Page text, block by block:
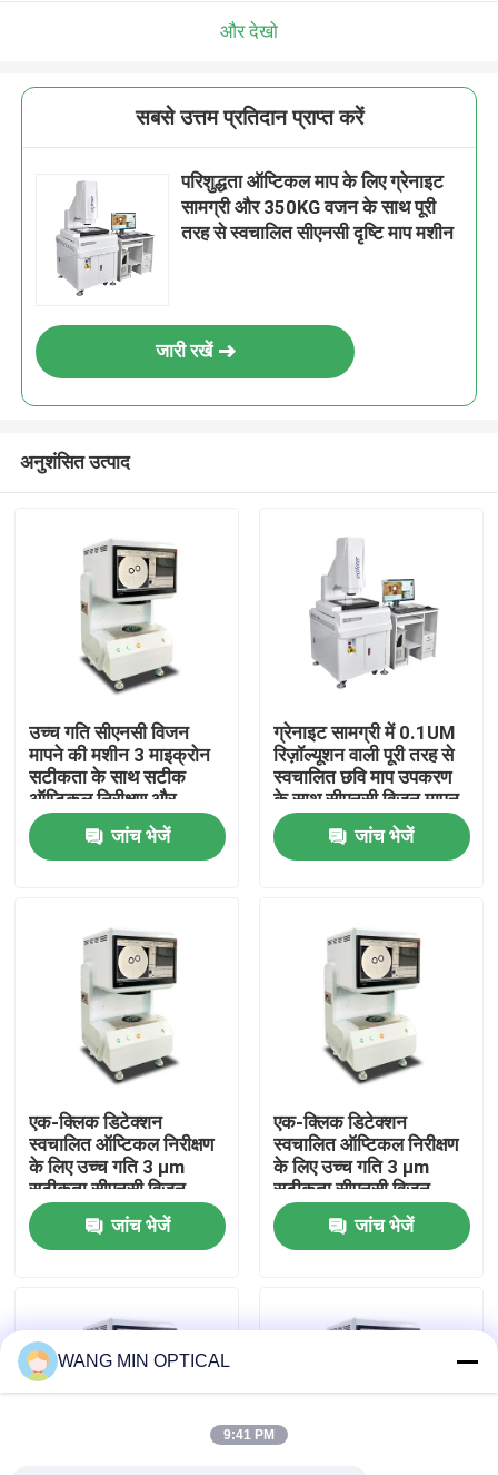
वीडियो
हमारे बारे में
कारखाना भ्रमण
गुणवत्ता नियंत्रण
हमसे संपर्क करें
समाचार
मामलों
और देखो
सबसे उत्तम प्रतिदान प्राप्त करें
परिशुद्धता ऑप्टिकल माप के लिए ग्रेनाइट
सामग्री और 350KG वजन के साथ पूरी
तरह से स्वचालित सीएनसी दृष्टि माप मशीन
जारी रखें
अनुशंसित उत्पाद
उच्च गति सीएनसी विजन
मापने की मशीन 3 माइक्रोन
सटीकता के साथ सटीक
ऑप्टिकल निरीक्षण और
स्वचालित नियंत्रण के लिए
जांच भेजें
ग्रेनाइट सामग्री में 0.1UM
रिज़ॉल्यूशन वाली पूरी तरह से
स्वचालित छवि माप उपकरण
के साथ सीएनसी विजन मापन
मशीन
जांच भेजें
एक-क्लिक डिटेक्शन
स्वचालित ऑप्टिकल निरीक्षण
के लिए उच्च गति 3 μm
सटीकता सीएनसी विजन
मापने की मशीन
जांच भेजें
एक-क्लिक डिटेक्शन
स्वचालित ऑप्टिकल निरीक्षण
के लिए उच्च गति 3 μm
सटीकता सीएनसी विजन
मापने की मशीन
जांच भेजें
WANG MIN OPTICAL
9:41 PM